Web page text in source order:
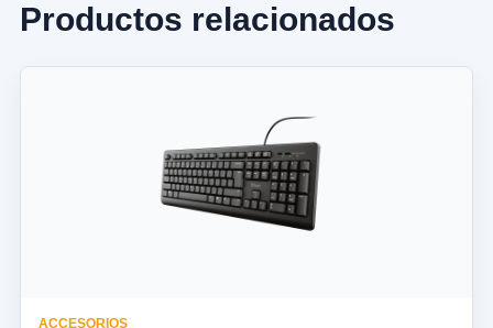
Productos relacionados
ACCESORIOS